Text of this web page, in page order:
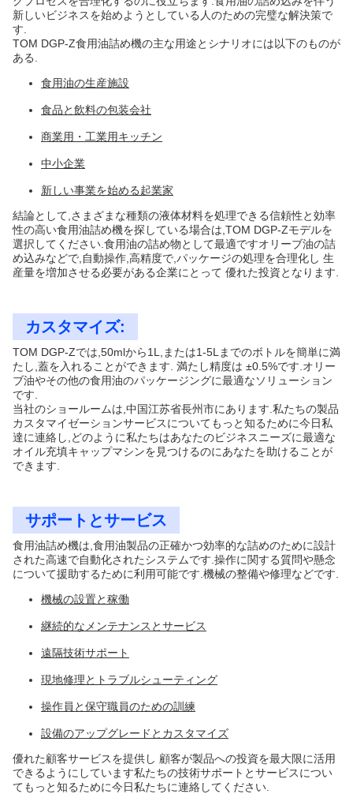
新しいビジネスを始めようとしている人のための完璧な解決策で
す.
TOM DGP-Z食用油詰め機の主な用途とシナリオには以下のものが
ある.
食用油の生産施設
食品と飲料の包装会社
商業用・工業用キッチン
中小企業
新しい事業を始める起業家
結論として,さまざまな種類の液体材料を処理できる信頼性と効率
性の高い食用油詰め機を探している場合は,TOM DGP-Zモデルを
選択してください.食用油の詰め物として最適ですオリーブ油の詰
め込みなどで,自動操作,高精度で,パッケージの処理を合理化し 生
産量を増加させる必要がある企業にとって 優れた投資となります.
カスタマイズ:
TOM DGP-Zでは,50mlから1L,または1-5Lまでのボトルを簡単に満
たし,蓋を入れることができます. 満たし精度は ±0.5%です.オリー
ブ油やその他の食用油のパッケージングに最適なソリューション
です.
当社のショールームは,中国江苏省長州市にあります.私たちの製品
カスタマイゼーションサービスについてもっと知るために今日私
達に連絡し,どのように私たちはあなたのビジネスニーズに最適な
オイル充填キャップマシンを見つけるのにあなたを助けることが
できます.
サポートとサービス
食用油詰め機は,食用油製品の正確かつ効率的な詰めのために設計
された高速で自動化されたシステムです.操作に関する質問や懸念
について援助するために利用可能です.機械の整備や修理などです.
機械の設置と稼働
継続的なメンテナンスとサービス
遠隔技術サポート
現地修理とトラブルシューティング
操作員と保守職員のための訓練
設備のアップグレードとカスタマイズ
優れた顧客サービスを提供し 顧客が製品への投資を最大限に活用
できるようにしています私たちの技術サポートとサービスについ
てもっと知るために今日私たちに連絡してください.